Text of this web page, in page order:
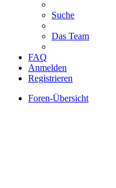
Suche
Das Team
FAQ
Anmelden
Registrieren
Foren-Übersicht